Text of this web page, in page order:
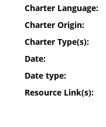
Charter Language:
Charter Origin:
Charter Type(s):
Date:
Date type:
Resource Link(s):